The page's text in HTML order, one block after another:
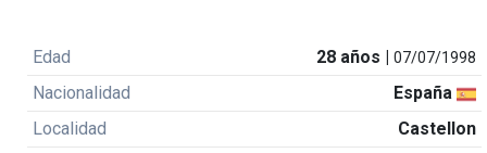
Edad 28 años |07/07/1998
Nacionalidad
España
Localidad
Castellon